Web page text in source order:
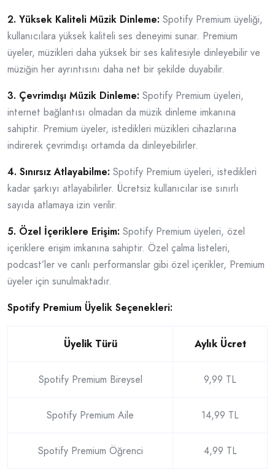
2. Yüksek Kaliteli Müzik Dinleme: Spotify Premium üyeliği,
kullanıcılara yüksek kaliteli ses deneyimi sunar. Premium
üyeler, müzikleri daha yüksek bir ses kalitesiyle dinleyebilir ve
müziğin her ayrıntısını daha net bir şekilde duyabilir.
3. Çevrimdışı Müzik Dinleme: Spotify Premium üyeleri,
internet bağlantısı olmadan da müzik dinleme imkanına
sahiptir. Premium üyeler, istedikleri müzikleri cihazlarına
indirerek çevrimdışı ortamda da dinleyebilirler.
4. Sınırsız Atlayabilme: Spotify Premium üyeleri, istedikleri
kadar şarkıyı atlayabilirler. Ücretsiz kullanıcılar ise sınırlı
sayıda atlamaya izin verilir.
5. Özel İçeriklere Erişim: Spotify Premium üyeleri, özel
içeriklere erişim imkanına sahiptir. Özel çalma listeleri,
podcast’ler ve canlı performanslar gibi özel içerikler, Premium
üyeler için sunulmaktadır.
Spotify Premium Üyelik Seçenekleri:
Üyelik Türü Aylık Ücret
Spotify Premium Bireysel 9,99 TL
Spotify Premium Aile 14,99 TL
Spotify Premium Öğrenci 4,99 TL